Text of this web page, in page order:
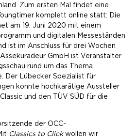
Zum ersten Mal findet eine
komplett online statt: Die
am 19. Juni 2020 mit einem
und digitalen Messeständen
ist im Anschluss für drei Wochen
GmbH ist Veranstalter
rund um das Thema
Der Lübecker Spezialist für
konnte hochkarätige Aussteller
und den TÜV SÜD für die
der OCC-
Classics to Clickwollen wir